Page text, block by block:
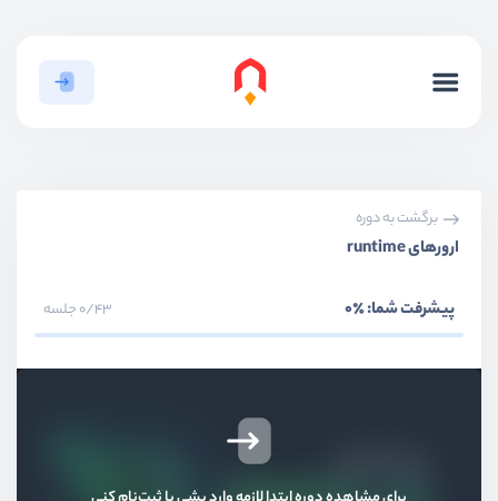
برگشت به دوره
ارورهای runtime
پیشرفت شما:٪0 0/43 جلسه